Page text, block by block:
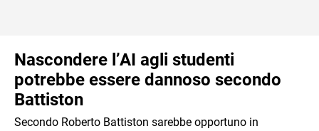
Nascondere l’AI agli studenti
potrebbe essere dannoso secondo
Battiston
Secondo Roberto Battiston sarebbe opportuno in